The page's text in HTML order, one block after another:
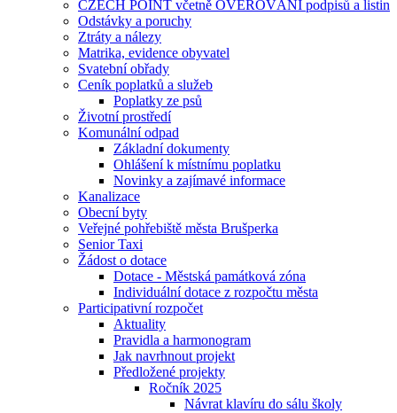
CZECH POINT včetně OVĚŘOVÁNÍ podpisů a listin
Odstávky a poruchy
Ztráty a nálezy
Matrika, evidence obyvatel
Svatební obřady
Ceník poplatků a služeb
Poplatky ze psů
Životní prostředí
Komunální odpad
Základní dokumenty
Ohlášení k místnímu poplatku
Novinky a zajímavé informace
Kanalizace
Obecní byty
Veřejné pohřebiště města Brušperka
Senior Taxi
Žádost o dotace
Dotace - Městská památková zóna
Individuální dotace z rozpočtu města
Participativní rozpočet
Aktuality
Pravidla a harmonogram
Jak navrhnout projekt
Předložené projekty
Ročník 2025
Návrat klavíru do sálu školy